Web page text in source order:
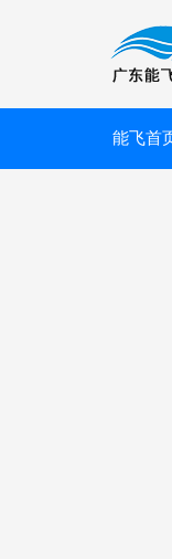
能飞首